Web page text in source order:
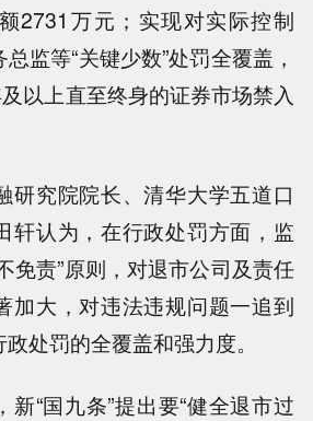
2731万元；实现对实际控制
监等“关键少数”处罚全覆盖，
以上直至终身的证券市场禁入
研究院院长、清华大学五道口
轩认为，在行政处罚方面，监
免责”原则，对退市公司及责任
加大，对违法违规问题一追到
处罚的全覆盖和强力度。
“国九条”提出要“健全退市过